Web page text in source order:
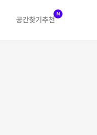
공간찾기 추천
N